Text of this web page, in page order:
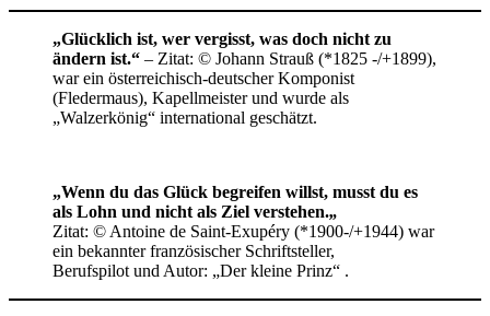
„Glücklich ist, wer vergisst, was doch nicht zu
ändern ist.“ – Zitat: © Johann Strauß (*1825 -/+1899),
war ein österreichisch-deutscher Komponist
(Fledermaus), Kapellmeister und wurde als
„Walzerkönig“ international geschätzt.
„Wenn du das Glück begreifen willst, musst du es
als Lohn und nicht als Ziel verstehen.„
Zitat: © Antoine de Saint-Exupéry (*1900-/+1944) war
ein bekannter französischer Schriftsteller,
Berufspilot und Autor: „Der kleine Prinz“ .